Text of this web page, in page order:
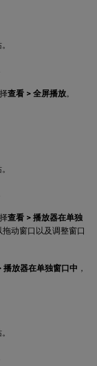
查看 > 全屏播放。
查看 > 播放器在单独
动窗口以及调整窗口
播放器在单独窗口中 ，